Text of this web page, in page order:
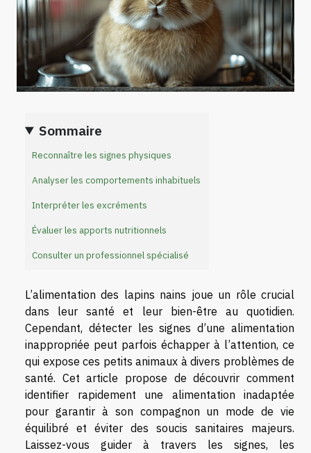
Sommaire
Reconnaître les signes physiques
Analyser les comportements inhabituels
Interpréter les excréments
Évaluer les apports nutritionnels
Consulter un professionnel spécialisé
L’alimentation des lapins nains joue un rôle crucial
dans leur santé et leur bien-être au quotidien.
Cependant, détecter les signes d’une alimentation
inappropriée peut parfois échapper à l’attention, ce
qui expose ces petits animaux à divers problèmes de
santé. Cet article propose de découvrir comment
identifier rapidement une alimentation inadaptée
pour garantir à son compagnon un mode de vie
équilibré et éviter des soucis sanitaires majeurs.
Laissez-vous guider à travers les signes, les